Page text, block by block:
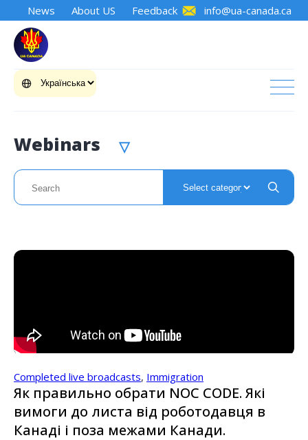
News About US Feedback info@ua-canada.ca
Webinars ▽
Completed live broadcasts, Immigration
Як правильно обрати NOC CODE. Які
вимоги до листа від роботодавця в
Канаді і поза межами Канади.